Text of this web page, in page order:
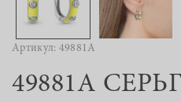
Артикул: 49881А
49881А